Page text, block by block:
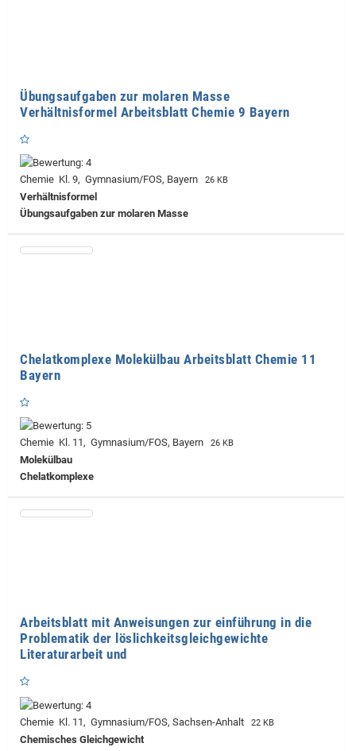
Übungsaufgaben zur molaren Masse
Verhältnisformel Arbeitsblatt Chemie 9 Bayern
Chemie Kl. 9, Gymnasium/FOS, Bayern 26 KB
Verhältnisformel
Übungsaufgaben zur molaren Masse
Chelatkomplexe Molekülbau Arbeitsblatt Chemie 11
Bayern
Chemie Kl. 11, Gymnasium/FOS, Bayern 26 KB
Molekülbau
Chelatkomplexe
Arbeitsblatt mit Anweisungen zur einführung in die
Problematik der löslichkeitsgleichgewichte
Literaturarbeit und
Chemie Kl. 11, Gymnasium/FOS, Sachsen-Anhalt 22 KB
Chemisches Gleichgewicht